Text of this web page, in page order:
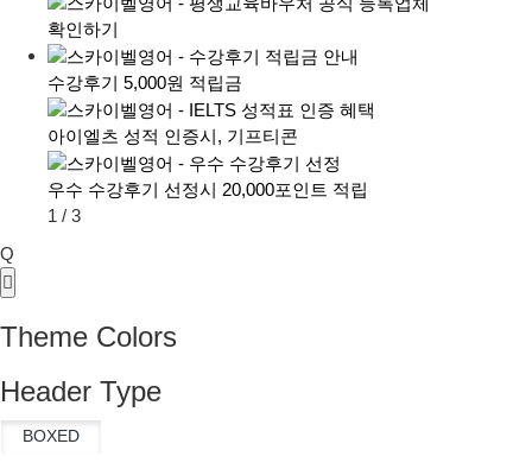
확인하기
수강후기 5,000원 적립금
아이엘츠 성적 인증시, 기프티콘
우수 수강후기 선정시 20,000포인트 적립
1 / 3
Q
Theme Colors
Header Type